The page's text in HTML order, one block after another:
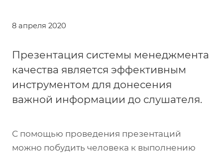
8 апреля 2020
Презентация системы менеджмента
качества является эффективным
инструментом для донесения
важной информации до слушателя.
С помощью проведения презентаций
можно побудить человека к выполнению